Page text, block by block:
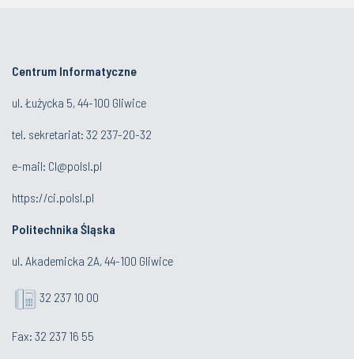
Centrum Informatyczne
ul. Łużycka 5, 44-100 Gliwice
tel. sekretariat: 32 237-20-32
e-mail: CI@polsl.pl
https://ci.polsl.pl
Politechnika Śląska
ul. Akademicka 2A, 44-100 Gliwice
32 237 10 00
Fax: 32 237 16 55